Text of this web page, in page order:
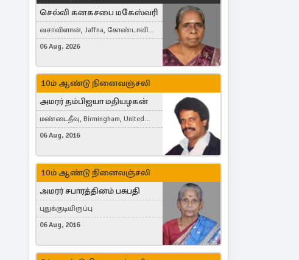
செல்வி கனகசபை மகேஸ்வரி
வசாவிளான், Jaffna, கோண்டாவில்
கிழக்கு
06 Aug, 2026
10ம் ஆண்டு நினைவஞ்சலி
அமரர் தம்பிஐயா மதியழகன்
மண்டைதீவு, Birmingham, United
Kingdom
06 Aug, 2016
10ம் ஆண்டு நினைவஞ்சலி
அமரர் சபாரத்தினம் பசுபதி
புதுக்குடியிருப்பு
06 Aug, 2016